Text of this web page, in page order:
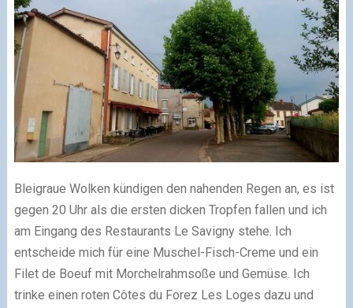
Bleigraue Wolken kündigen den nahenden Regen an, es ist
gegen 20 Uhr als die ersten dicken Tropfen fallen und ich
am Eingang des Restaurants Le Savigny stehe. Ich
entscheide mich für eine Muschel-Fisch-Creme und ein
Filet de Boeuf mit Morchelrahmsoße und Gemüse. Ich
trinke einen roten Côtes du Forez Les Loges dazu und